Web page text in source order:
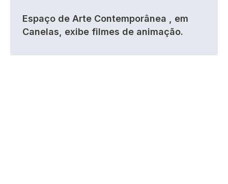
Espaço de Arte Contemporânea , em
Canelas, exibe filmes de animação.